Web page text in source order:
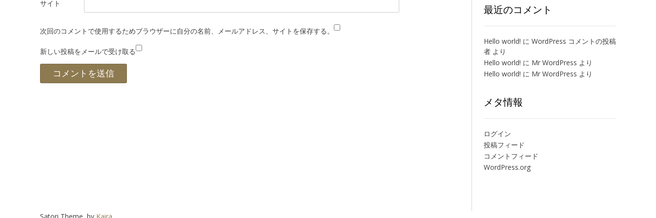
サイト
次回のコメントで使用するためブラウザーに自分の名前、メールアドレス、サイトを保存する。
新しい投稿をメールで受け取る
最近のコメント
Hello world! に WordPress コメントの投稿
者より
Hello world! に Mr WordPress より
Hello world! に Mr WordPress より
メタ情報
ログイン
投稿フィード
コメントフィード
WordPress.org